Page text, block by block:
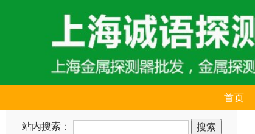
首页
站内搜索：